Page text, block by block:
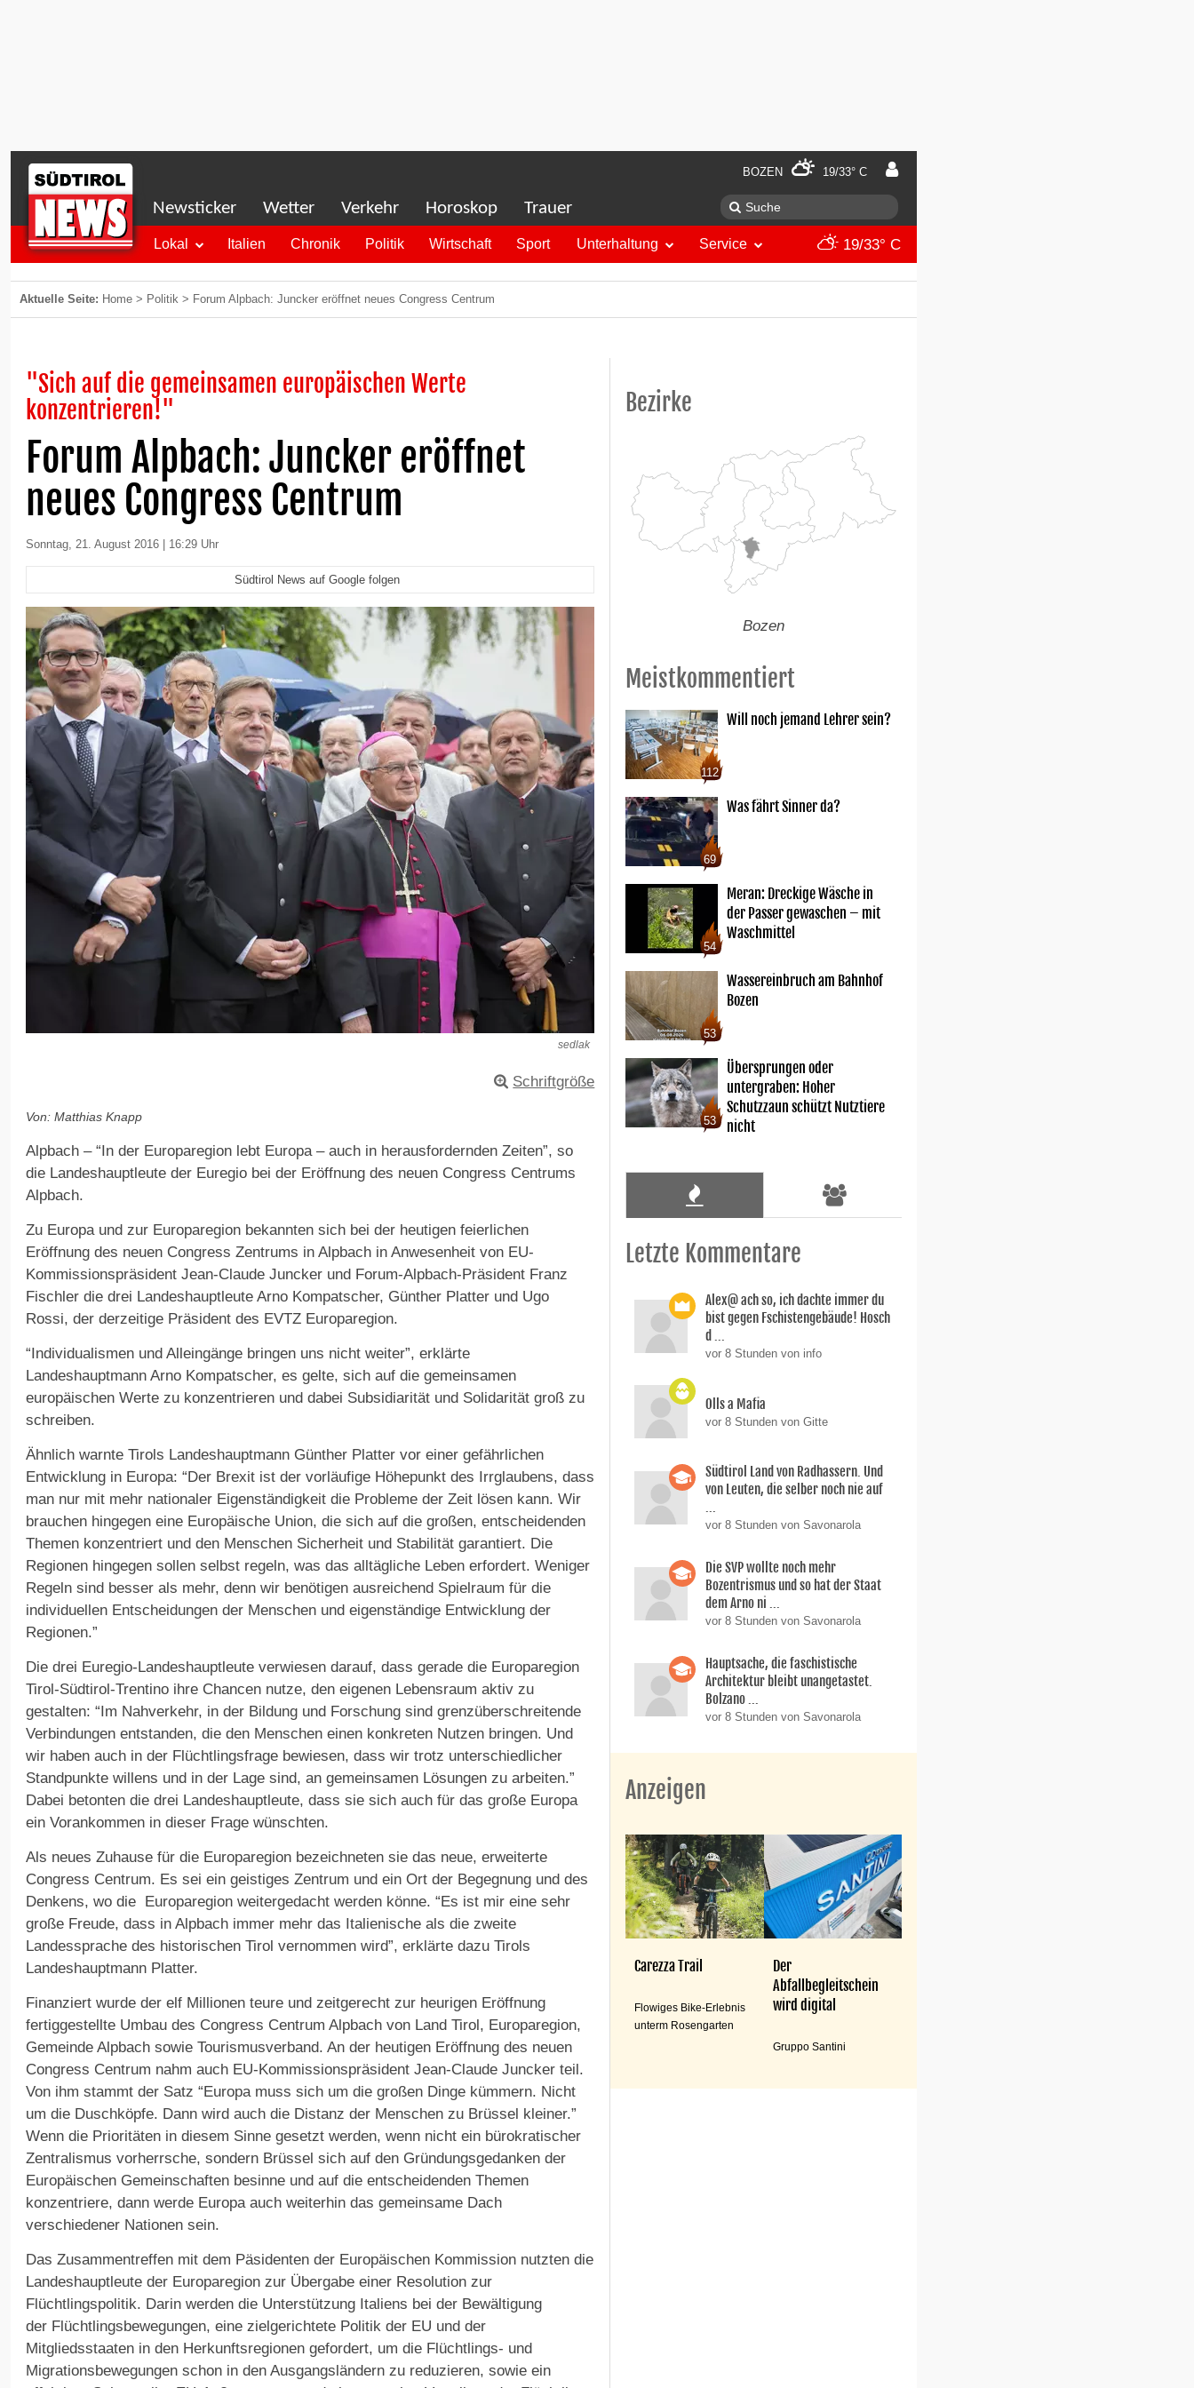
BOZEN 19/33° C
Newsticker Wetter Verkehr Horoskop Trauer
Lokal Italien Chronik Politik Wirtschaft Sport Unterhaltung Service 19/33° C
Aktuelle Seite: Home > Politik > Forum Alpbach: Juncker eröffnet neues Congress Centrum
"Sich auf die gemeinsamen europäischen Werte
konzentrieren!"
Forum Alpbach: Juncker eröffnet
neues Congress Centrum
Sonntag, 21. August 2016 | 16:29 Uhr
Südtirol News auf Google folgen
sedlak
Schriftgröße
Von: Matthias Knapp
Alpbach – “In der Europaregion lebt Europa – auch in herausfordernden Zeiten”, so
die Landeshauptleute der Euregio bei der Eröffnung des neuen Congress Centrums
Alpbach.
Zu Europa und zur Europaregion bekannten sich bei der heutigen feierlichen
Eröffnung des neuen Congress Zentrums in Alpbach in Anwesenheit von EU-
Kommissionspräsident Jean-Claude Juncker und Forum-Alpbach-Präsident Franz
Fischler die drei Landeshauptleute Arno Kompatscher, Günther Platter und Ugo
Rossi, der derzeitige Präsident des EVTZ Europaregion.
“Individualismen und Alleingänge bringen uns nicht weiter”, erklärte
Landeshauptmann Arno Kompatscher, es gelte, sich auf die gemeinsamen
europäischen Werte zu konzentrieren und dabei Subsidiarität und Solidarität groß zu
schreiben.
Ähnlich warnte Tirols Landeshauptmann Günther Platter vor einer gefährlichen
Entwicklung in Europa: “Der Brexit ist der vorläufige Höhepunkt des Irrglaubens, dass
man nur mit mehr nationaler Eigenständigkeit die Probleme der Zeit lösen kann. Wir
brauchen hingegen eine Europäische Union, die sich auf die großen, entscheidenden
Themen konzentriert und den Menschen Sicherheit und Stabilität garantiert. Die
Regionen hingegen sollen selbst regeln, was das alltägliche Leben erfordert. Weniger
Regeln sind besser als mehr, denn wir benötigen ausreichend Spielraum für die
individuellen Entscheidungen der Menschen und eigenständige Entwicklung der
Regionen.”
Die drei Euregio-Landeshauptleute verwiesen darauf, dass gerade die Europaregion
Tirol-Südtirol-Trentino ihre Chancen nutze, den eigenen Lebensraum aktiv zu
gestalten: “Im Nahverkehr, in der Bildung und Forschung sind grenzüberschreitende
Verbindungen entstanden, die den Menschen einen konkreten Nutzen bringen. Und
wir haben auch in der Flüchtlingsfrage bewiesen, dass wir trotz unterschiedlicher
Standpunkte willens und in der Lage sind, an gemeinsamen Lösungen zu arbeiten.”
Dabei betonten die drei Landeshauptleute, dass sie sich auch für das große Europa
ein Vorankommen in dieser Frage wünschten.
Als neues Zuhause für die Europaregion bezeichneten sie das neue, erweiterte
Congress Centrum. Es sei ein geistiges Zentrum und ein Ort der Begegnung und des
Denkens, wo die Europaregion weitergedacht werden könne. “Es ist mir eine sehr
große Freude, dass in Alpbach immer mehr das Italienische als die zweite
Landessprache des historischen Tirol vernommen wird”, erklärte dazu Tirols
Landeshauptmann Platter.
Finanziert wurde der elf Millionen teure und zeitgerecht zur heurigen Eröffnung
fertiggestellte Umbau des Congress Centrum Alpbach von Land Tirol, Europaregion,
Gemeinde Alpbach sowie Tourismusverband. An der heutigen Eröffnung des neuen
Congress Centrum nahm auch EU-Kommissionspräsident Jean-Claude Juncker teil.
Von ihm stammt der Satz “Europa muss sich um die großen Dinge kümmern. Nicht
um die Duschköpfe. Dann wird auch die Distanz der Menschen zu Brüssel kleiner.”
Wenn die Prioritäten in diesem Sinne gesetzt werden, wenn nicht ein bürokratischer
Zentralismus vorherrsche, sondern Brüssel sich auf den Gründungsgedanken der
Europäischen Gemeinschaften besinne und auf die entscheidenden Themen
konzentriere, dann werde Europa auch weiterhin das gemeinsame Dach
verschiedener Nationen sein.
Das Zusammentreffen mit dem Päsidenten der Europäischen Kommission nutzten die
Landeshauptleute der Europaregion zur Übergabe einer Resolution zur
Flüchtlingspolitik. Darin werden die Unterstützung Italiens bei der Bewältigung
der Flüchtlingsbewegungen, eine zielgerichtete Politik der EU und der
Mitgliedsstaaten in den Herkunftsregionen gefordert, um die Flüchtlings- und
Migrationsbewegungen schon in den Ausgangsländern zu reduzieren, sowie ein
Bezirke
Bozen
Meistkommentiert
112
Will noch jemand Lehrer sein?
69
Was fährt Sinner da?
54
Meran: Dreckige Wäsche in
der Passer gewaschen – mit
Waschmittel
53
Wassereinbruch am Bahnhof
Bozen
53
Übersprungen oder
untergraben: Hoher
Schutzzaun schützt Nutztiere
nicht
Letzte Kommentare
Alex@ ach so, ich dachte immer du
bist gegen Fschistengebäude! Hosch
d ...
vor 8 Stunden von info
Olls a Mafia
vor 8 Stunden von Gitte
Südtirol Land von Radhassern. Und
von Leuten, die selber noch nie auf
...
vor 8 Stunden von Savonarola
Die SVP wollte noch mehr
Bozentrismus und so hat der Staat
dem Arno ni ...
vor 8 Stunden von Savonarola
Hauptsache, die faschistische
Architektur bleibt unangetastet.
Bolzano ...
vor 8 Stunden von Savonarola
Anzeigen
Carezza Trail
Flowiges Bike-Erlebnis
unterm Rosengarten
Der
Abfallbegleitschein
wird digital
Gruppo Santini